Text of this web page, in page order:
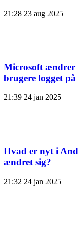
21:28 23 aug 2025
Microsoft ændrer
brugere logget
21:39 24 jan 2025
Hvad er nyt i
ændret sig?
21:32 24 jan 2025